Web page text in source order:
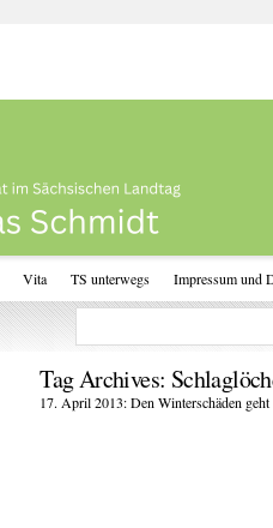
Vita TS unterwegs Impressum und
Tag Archives:
17. April 2013: Den Winterschäden